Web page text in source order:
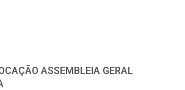
ASSEMBLEIA GERAL